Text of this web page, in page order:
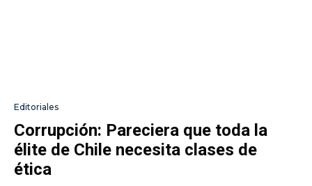
Editoriales
Corrupción: Pareciera que toda la
élite de Chile necesita clases de
ética